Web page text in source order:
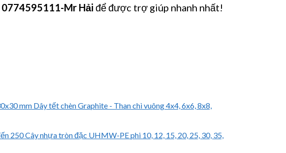
0774595111-Mr Hải để được trợ giúp nhanh nhất!
Dây tết chèn Graphite - Than chì vuông 4x4, 6x6, 8x8,
Cây nhựa tròn đặc UHMW-PE phi 10, 12, 15, 20, 25, 30, 35,